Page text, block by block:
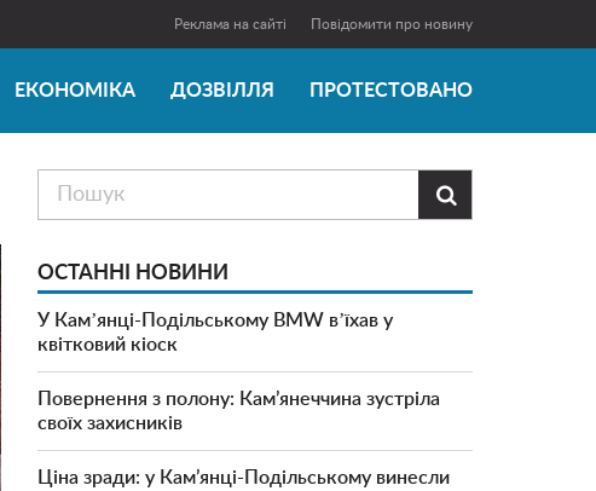
Реклама на сайті Повідомити про новину
ЕКОНОМІКА ДОЗВІЛЛЯ ПРОТЕСТОВАНО

ОСТАННІ НОВИНИ
У Камʼянці-Подільському BMW вʼїхав у
квітковий кіоск
Повернення з полону: Кам’янеччина зустріла
своїх захисників
Ціна зради: у Кам’янці-Подільському винесли